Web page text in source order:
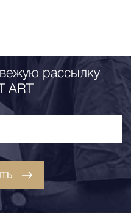
рассылку
ART